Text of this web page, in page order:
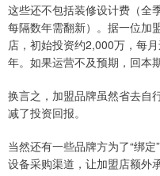
这些还不包括装修设计费（全
每隔数年需翻新）。据一位加
店，初始投资约2,000万，每
年。如果运营不及预期，回本
换言之，加盟品牌虽然省去自
减了投资回报。
当然还有一些品牌方为了“绑定
设备采购渠道，让加盟店额外